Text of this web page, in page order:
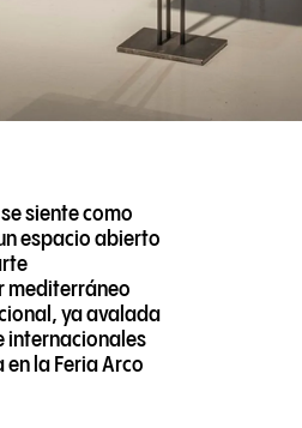
siente como
espacio abierto
mediterráneo
ya avalada
internacionales
la Feria Arco